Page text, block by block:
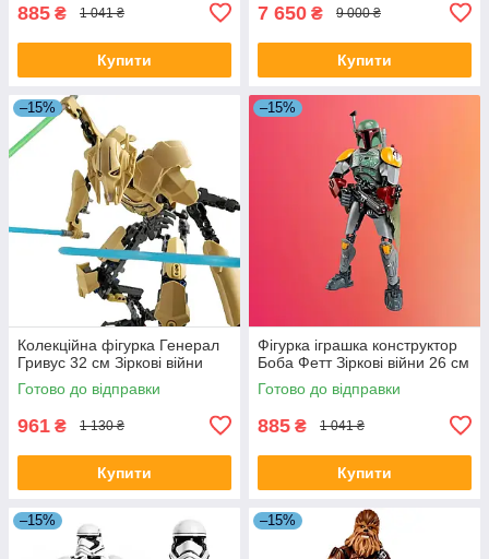
885 ₴ 1 041 ₴
Купити
7 650 ₴ 9 000 ₴
Купити
–15%
Колекційна фігурка Генерал
Гривус 32 см Зіркові війни
Готово до відправки
961 ₴ 1 130 ₴
Купити
–15%
Фігурка іграшка конструктор
Боба Фетт Зіркові війни 26 см
Готово до відправки
885 ₴ 1 041 ₴
Купити
–15% –15%